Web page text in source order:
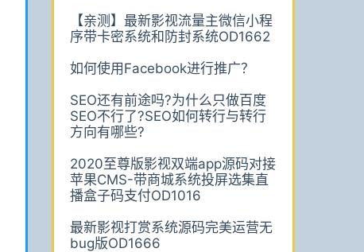
【亲测】最新影视流量主微信小程
序带卡密系统和防封系统OD1662
如何使用Facebook进行推广？
SEO还有前途吗?为什么只做百度
SEO不行了?SEO如何转行与转行
方向有哪些?
2020至尊版影视双端app源码对接
苹果CMS-带商城系统投屏选集直
播盒子码支付OD1016
最新影视打赏系统源码完美运营无
bug版OD1666